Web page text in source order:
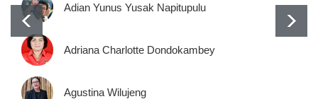
Adian Yunus Yusak Napitupulu
Adriana Charlotte Dondokambey
Agustina Wilujeng